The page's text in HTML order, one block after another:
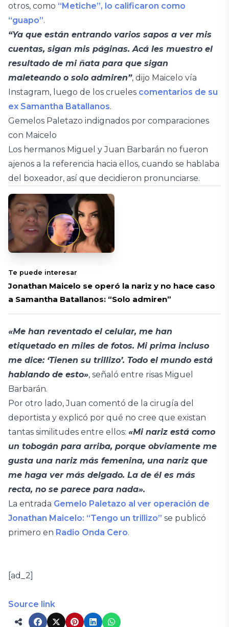
otros, como “Metiche”, lo calificaron como
“guapo”.
“Ya que están entrando varios sapos a ver mis
cuentas, sigan mis páginas. Acá les muestro el
resultado de mi ñata para que sigan
maleteando o solo admiren”, dijo Maicelo vía
Instagram, luego de los crueles comentarios de su
ex Samantha Batallanos.
Gemelos Paletazo indignados por comparaciones
con Maicelo
Los hermanos Miguel y Juan Barbarán no fueron
ajenos a la referencia hacia ellos, cuando se hablaba
del boxeador, así que decidieron pronunciarse.
Te puede interesar
Jonathan Maicelo se operó la nariz y no hace caso
a Samantha Batallanos: “Solo admiren”
«Me han reventado el celular, me han
etiquetado en miles de fotos. Mi prima incluso
me dice: ‘Tienen su trillizo’. Todo el mundo está
hablando de esto», señaló entre risas Miguel
Barbarán.
Por otro lado, Juan comentó de la cirugía del
deportista y explicó por qué no cree que existan
tantas similitudes entre ellos: «Mi nariz está como
un tobogán para arriba, porque obviamente me
gusta una nariz más femenina, una nariz que
me haga ver más delgado. La de él es más
recta, no se parece para nada».
La entrada Gemelo Paletazo al ver operación de
Jonathan Maicelo: “Tengo un trillizo” se publicó
primero en Radio Onda Cero.
[ad_2]
Source link